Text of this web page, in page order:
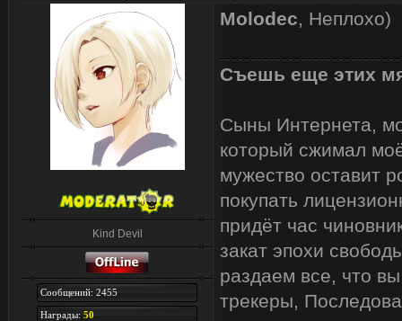
Kind Devil
Сообщений: 2455
Награды: 50
Molodec, Неплохо)
Съешь еще этих
Сыны Интернета,
который сжимал
мужество оставит
покупать
придёт час
закат эпохи
раздаем все, что
трекеры,